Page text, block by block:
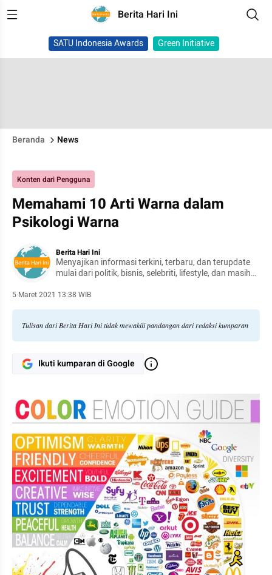
Berita Hari Ini
SATU Indonesia Awards Green Initiative
Beranda News
Konten dari Pengguna
Memahami 10 Arti Warna dalam
Psikologi Warna
Berita Hari Ini
Menyajikan informasi terkini, terbaru, dan terupdate
mulai dari politik, bisnis, selebriti, lifestyle, dan masih
5 Maret 2021 13:38 WIB
Tulisan dari Berita Hari Ini tidak mewakili pandangan dari redaksi kumparan
Ikuti kumparan di Google